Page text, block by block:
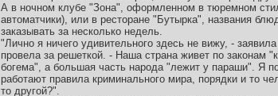
А в ночном клубе "Зона", оформленном в тюремном
автоматчики), или в ресторане "Бутырка", названия
заказывать за несколько недель.
"Лично я ничего удивительного здесь не вижу, -
провела за решеткой. - Наша страна живет по законам
богема", а большая часть народа "лежит у параши". Я
работают правила криминального мира, порядки и то
то другой?".